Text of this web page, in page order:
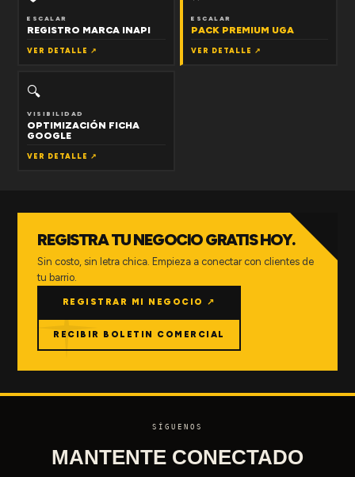
ESCALAR
REGISTRO MARCA INAPI
VER DETALLE ↗
ESCALAR
PACK PREMIUM UGA
VER DETALLE ↗
🔍
VISIBILIDAD
OPTIMIZACIÓN FICHA
GOOGLE
VER DETALLE ↗
REGISTRA TU NEGOCIO GRATIS HOY.
Sin costo, sin letra chica. Empieza a conectar con clientes de
tu barrio.
REGISTRAR MI NEGOCIO ↗
RECIBIR BOLETIN COMERCIAL
SÍGUENOS
MANTENTE CONECTADO